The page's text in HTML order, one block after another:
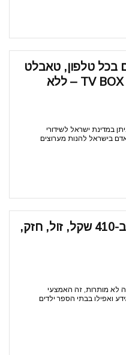
בכל טלפון, טאבלט
או אנדרואיד TV BOX – ללא
במדינת ישראל לשידורי
בישראל להנות מערוצים
מחשב אישי ב-410 שקל, זול, חזק,
לא מותרות, זה האמצעי
ואפילו בבתי הספר ילדים